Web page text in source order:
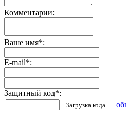
Комментарии:
Ваше имя*:
E-mail*:
Защитный код*:
Загрузка кода...